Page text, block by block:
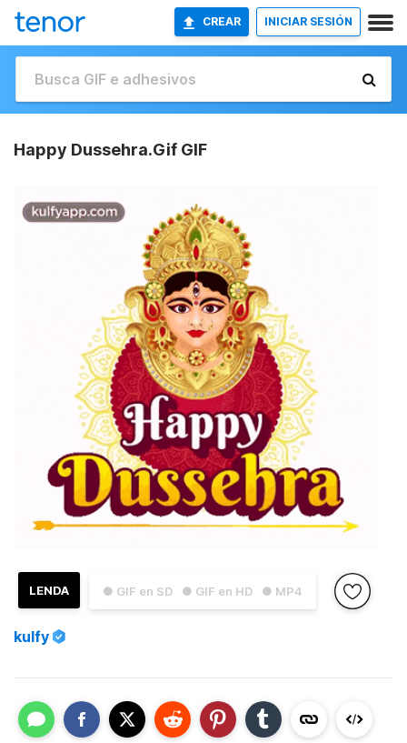
CREAR INICIAR SESIÓN
Happy Dussehra.Gif GIF
● GIF en SD ● GIF en HD ● MP4
LENDA
kulfy